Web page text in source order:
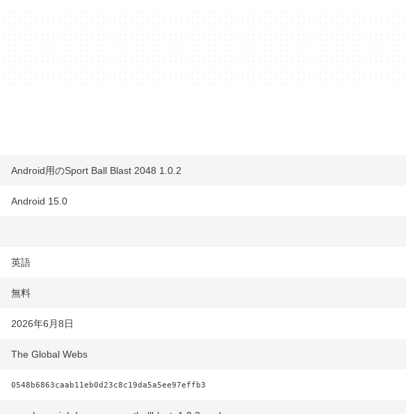
Android用のSport Ball Blast 2048 1.0.2
Android 15.0
英語
無料
2026年6月8日
The Global Webs
0548b6863caab11eb0d23c8c19da5a5ee97effb3